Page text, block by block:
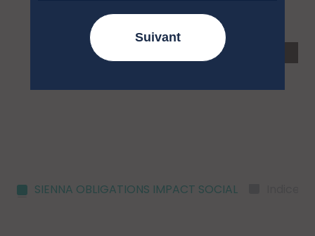
SIENNA OBLIGATIONS IMPACT SOCIAL
Suivant